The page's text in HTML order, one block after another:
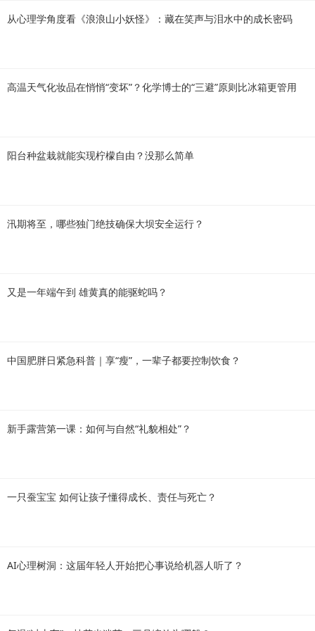
从心理学角度看《浪浪山小妖怪》：藏在笑声与泪水中的成长密码
高温天气化妆品在悄悄“变坏”？化学博士的“三避”原则比冰箱更管用
阳台种盆栽就能实现柠檬自由？没那么简单
汛期将至，哪些独门绝技确保大坝安全运行？
又是一年端午到 雄黄真的能驱蛇吗？
中国肥胖日紧急科普｜享“瘦”，一辈子都要控制饮食？
新手露营第一课：如何与自然“礼貌相处”？
一只蚕宝宝 如何让孩子懂得成长、责任与死亡？
AI心理树洞：这届年轻人开始把心事说给机器人听了？